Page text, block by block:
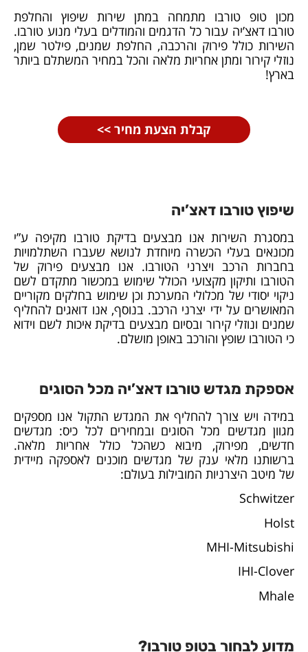
מכון טופ טורבו מתמחה במתן שירות שיפוץ והחלפת
טורבו דאצ’יה עבור כל הדגמים והמודלים בעלי מנוע טורבו.
השירות כולל פירוק והרכבה, החלפת שמנים, פילטר שמן,
נוזלי קירור ומתן אחריות מלאה והכל במחיר המשתלם ביותר
בארץ!
קבלת הצעת מחיר >>
שיפוץ טורבו דאצ’יה
במסגרת השירות אנו מבצעים בדיקת טורבו מקיפה ע”י
מכונאים בעלי הכשרה מיוחדת לנושא שעברו השתלמויות
בחברות הרכב ויצרני הטורבו. אנו מבצעים פירוק של
הטורבו ותיקון מקצועי הכולל שימוש במכשור מתקדם לשם
ניקוי יסודי של מכלולי המערכת וכן שימוש בחלקים מקוריים
המאושרים על ידי יצרני הרכב. בנוסף, אנו דואגים להחליף
שמנים ונוזלי קירור ובסיום מבצעים בדיקת איכות לשם וידוא
כי הטורבו שופץ והורכב באופן מושלם.
אספקת מגדש טורבו דאצ’יה מכל הסוגים
במידה ויש צורך להחליף את המגדש התקול אנו מספקים
מגוון מגדשים מכל הסוגים ובמחירים לכל כיס: מגדשים
חדשים, מפירוק, מיבוא כשהכל כולל אחריות מלאה.
ברשותנו מלאי ענק של מגדשים מוכנים לאספקה מיידית
של מיטב היצרניות המובילות בעולם:
Schwitzer
Holst
MHI-Mitsubishi
IHI-Clover
Mhale
מדוע לבחור בטופ טורבו?